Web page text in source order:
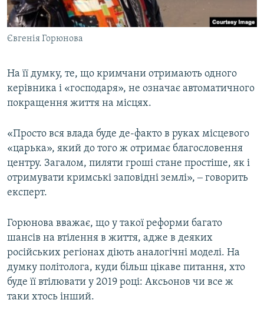
Євгенія Горюнова
На її думку, те, що кримчани отримають одного
керівника і «господаря», не означає автоматичного
покращення життя на місцях.
«Просто вся влада буде де-факто в руках місцевого
«царька», який до того ж отримає благословення
центру. Загалом, пиляти гроші стане простіше, як і
отримувати кримські заповідні землі», ‒ говорить
експерт.
Горюнова вважає, що у такої реформи багато
шансів на втілення в життя, адже в деяких
російських регіонах діють аналогічні моделі. На
думку політолога, куди більш цікаве питання, хто
буде її втілювати у 2019 році: Аксьонов чи все ж
таки хтось інший.